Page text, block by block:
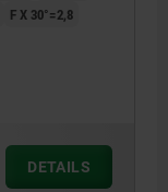
F X 30°=2,8
DETAILS